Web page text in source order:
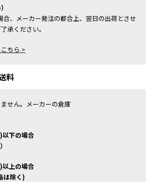
合、メーカー発注の都合上、翌日の出荷とさせ
承ください。
ちら >
料
せん。メーカーの倉庫
下の場合
上の場合
は除く)